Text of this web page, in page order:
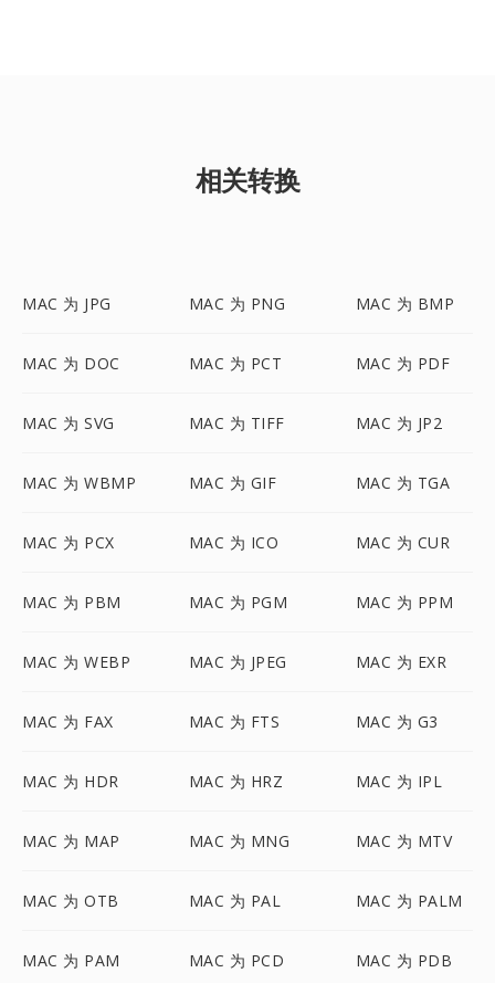
相关转换
MAC 为 JPG MAC 为 PNG MAC 为 BMP
MAC 为 DOC MAC 为 PCT MAC 为 PDF
MAC 为 SVG MAC 为 TIFF MAC 为 JP2
MAC 为 WBMP MAC 为 GIF MAC 为 TGA
MAC 为 PCX MAC 为 ICO MAC 为 CUR
MAC 为 PBM MAC 为 PGM MAC 为 PPM
MAC 为 WEBP MAC 为 JPEG MAC 为 EXR
MAC 为 FAX MAC 为 FTS MAC 为 G3
MAC 为 HDR MAC 为 HRZ MAC 为 IPL
MAC 为 MAP MAC 为 MNG MAC 为 MTV
MAC 为 OTB MAC 为 PAL MAC 为 PALM
MAC 为 PAM MAC 为 PCD MAC 为 PDB